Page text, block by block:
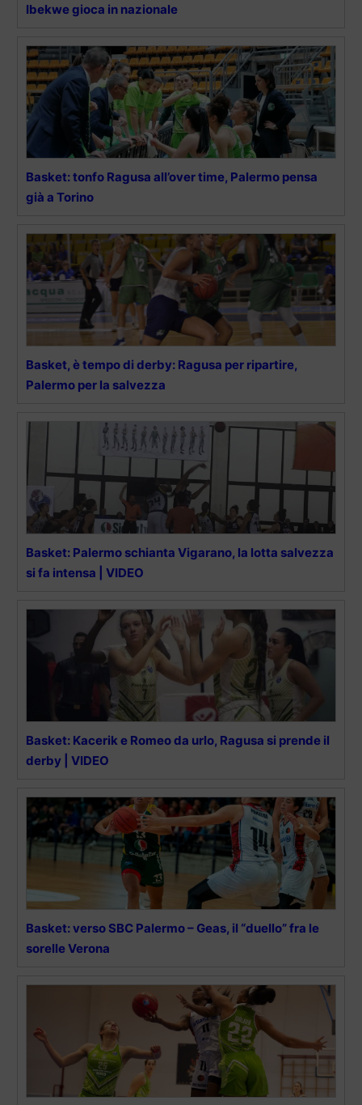
Ibekwe gioca in nazionale
Basket: tonfo Ragusa all’over time, Palermo pensa
già a Torino
Basket, è tempo di derby: Ragusa per ripartire,
Palermo per la salvezza
Basket: Palermo schianta Vigarano, la lotta salvezza
si fa intensa | VIDEO
Basket: Kacerik e Romeo da urlo, Ragusa si prende il
derby | VIDEO
Basket: verso SBC Palermo – Geas, il “duello” fra le
sorelle Verona